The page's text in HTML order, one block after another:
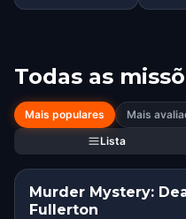
Todas as
Mais populares Mais
Lista
Murder Mystery:
Fullerton